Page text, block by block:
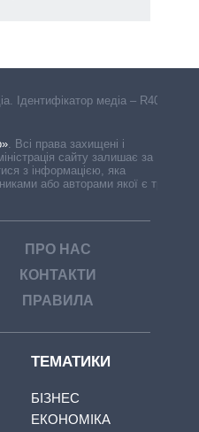
Ідентифікатор медіа – R40-
Всі права захищені і
сайту залишає за
з інформацією, яка
або авторами якої є треті
ПРО НАС
КОНТАКТИ
ПРАВИЛА
ТЕМАТИКИ
БІЗНЕС
ЕКОНОМІКА